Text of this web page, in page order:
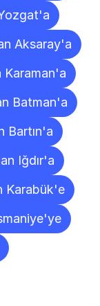
Aksaray'a
Karaman'a
Batman'a
Bartın'a
Iğdır'a
Karabük'e